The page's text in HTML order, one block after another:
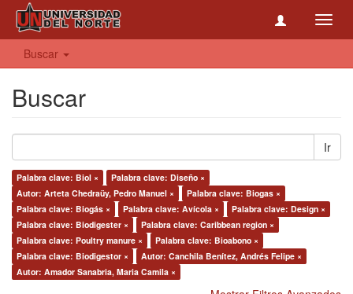
Buscar
Buscar
Ir
Palabra clave: Biol ×
Palabra clave: Diseño ×
Autor: Arteta Chedraüy, Pedro Manuel ×
Palabra clave: Biogas ×
Palabra clave: Biogás ×
Palabra clave: Avícola ×
Palabra clave: Design ×
Palabra clave: Biodigester ×
Palabra clave: Caribbean region ×
Palabra clave: Poultry manure ×
Palabra clave: Bioabono ×
Palabra clave: Biodigestor ×
Autor: Canchila Benítez, Andrés Felipe ×
Autor: Amador Sanabria, Maria Camila ×